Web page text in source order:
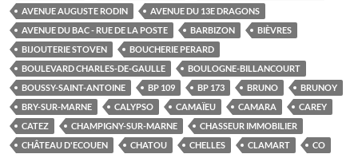
AVENUE AUGUSTE RODIN
AVENUE DU 13E DRAGONS
AVENUE DU BAC - RUE DE LA POSTE
BARBIZON
BIÈVRES
BIJOUTERIE STOVEN
BOUCHERIE PERARD
BOULEVARD CHARLES-DE-GAULLE
BOULOGNE-BILLANCOURT
BOUSSY-SAINT-ANTOINE
BP 109 BP 173 BRUNO
BRUNOY
BRY-SUR-MARNE
CALYPSO CAMAÏEU CAMARA
CAREY
CATEZ
CHAMPIGNY-SUR-MARNE
CHASSEUR IMMOBILIER
CHÂTEAU D'ECOUEN
CHATOU CHELLES CLAMART
CO